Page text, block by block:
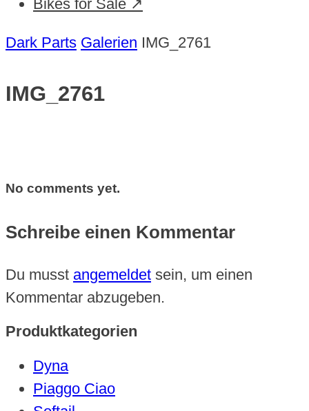
Bikes for Sale ↗
Dark Parts Galerien IMG_2761
IMG_2761
No comments yet.
Schreibe einen Kommentar
Du musst angemeldet sein, um einen
Kommentar abzugeben.
Produktkategorien
Dyna
Piaggo Ciao